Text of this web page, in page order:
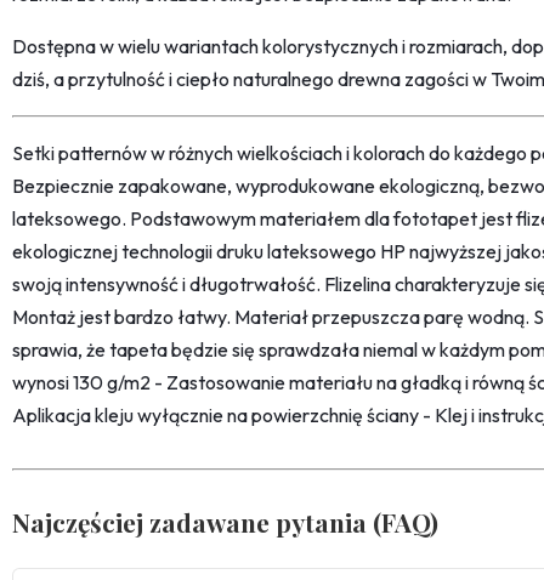
Dostępna w wielu wariantach kolorystycznych i rozmiarach,
dziś, a przytulność i ciepło naturalnego drewna zagości w
Setki patternów w różnych wielkościach i kolorach do każdego
Bezpiecznie zapakowane, wyprodukowane ekologiczną,
lateksowego. Podstawowym materiałem dla fototapet jest
ekologicznej technologii druku lateksowego HP najwyższej
swoją intensywność i długotrwałość. Flizelina charakteryzuje
Montaż jest bardzo łatwy. Materiał przepuszcza parę wodną.
sprawia, że tapeta będzie się sprawdzała niemal w każdym
wynosi 130 g/m2 - Zastosowanie materiału na gładką i równą
Aplikacja kleju wyłącznie na powierzchnię ściany - Klej i
Najczęściej zadawane pytania (FAQ)